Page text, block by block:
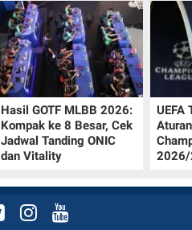
Hasil GOTF MLBB 2026:
Kompak ke 8 Besar, Cek
Jadwal Tanding ONIC
dan Vitality
UEFA
2026/